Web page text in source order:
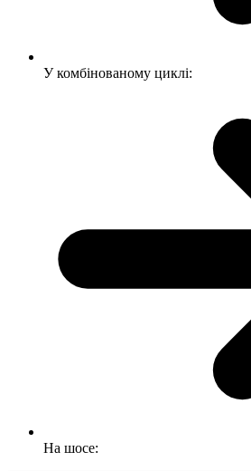
У комбінованому циклі:
На шосе: